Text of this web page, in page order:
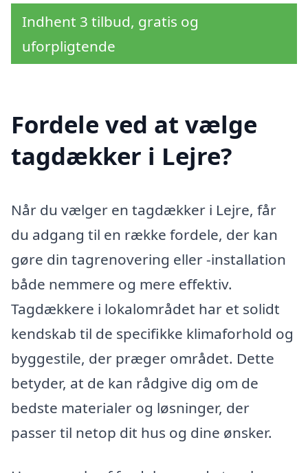
Indhent 3 tilbud, gratis og
uforpligtende
Fordele ved at vælge
tagdækker i Lejre?
Når du vælger en tagdækker i Lejre, får
du adgang til en række fordele, der kan
gøre din tagrenovering eller -installation
både nemmere og mere effektiv.
Tagdækkere i lokalområdet har et solidt
kendskab til de specifikke klimaforhold og
byggestile, der præger området. Dette
betyder, at de kan rådgive dig om de
bedste materialer og løsninger, der
passer til netop dit hus og dine ønsker.